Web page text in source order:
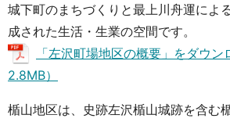
城下町のまちづくりと最上川舟運によ
成された生活・生業の空間です。
「左沢町場地区の概要」をダウン
2.8MB）
楯山地区は、史跡左沢楯山城跡を含む